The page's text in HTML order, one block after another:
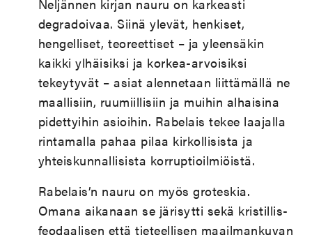
Neljännen kirjan nauru on karkeasti
degradoivaa. Siinä ylevät, henkiset,
hengelliset, teoreettiset – ja yleensäkin
kaikki ylhäisiksi ja korkea-arvoisiksi
tekeytyvät – asiat alennetaan liittämällä ne
maallisiin, ruumiillisiin ja muihin alhaisina
pidettyihin asioihin. Rabelais tekee laajalla
rintamalla pahaa pilaa kirkollisista ja
yhteiskunnallisista korruptioilmiöistä.
Rabelais’n nauru on myös groteskia.
Omana aikanaan se järisytti sekä kristillis-
feodaalisen että tieteellisen maailmankuvan